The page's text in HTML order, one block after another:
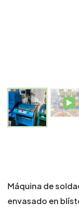
Máquina de
envasado en